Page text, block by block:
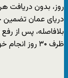
روز، بدون دریافت
دریای عمان
بلافاصله، پس از
ظرف ۳۰ روز انجام خواهد شد، از سر گرفته می‌شود.